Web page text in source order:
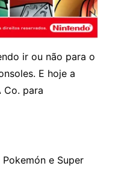
ir ou não para o
E hoje a
Co. para
e Super